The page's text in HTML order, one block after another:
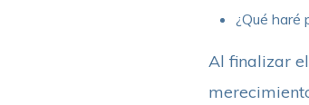
¿Qué haré
Al finalizar